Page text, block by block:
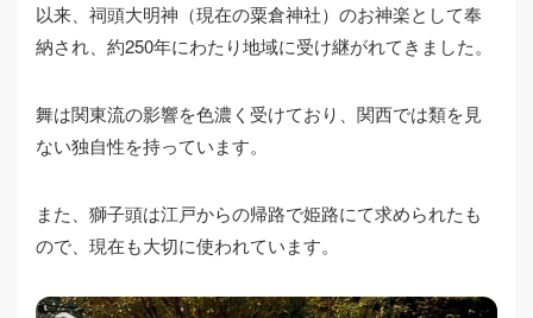
以来、祠頭大明神（現在の粟倉神社）のお神楽として奉
納され、約250年にわたり地域に受け継がれてきました。
舞は関東流の影響を色濃く受けており、関西では類を見
ない独自性を持っています。
また、獅子頭は江戸からの帰路で姫路にて求められたも
ので、現在も大切に使われています。